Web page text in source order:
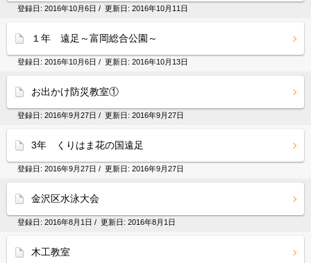
登録日: 2016年10月6日 / 更新日: 2016年10月11日
１年 遠足～富岡総合公園～
登録日: 2016年10月6日 / 更新日: 2016年10月13日
お出かけ防災教室①
登録日: 2016年9月27日 / 更新日: 2016年9月27日
3年 くりはま花の国遠足
登録日: 2016年9月27日 / 更新日: 2016年9月27日
金沢区水泳大会
登録日: 2016年8月1日 / 更新日: 2016年8月1日
木工教室